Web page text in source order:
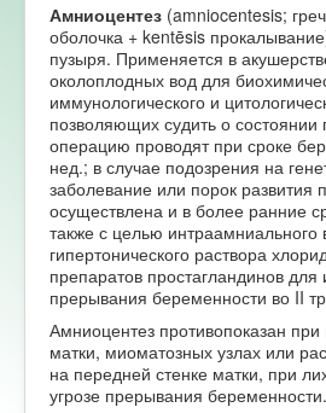
Амниоцентез (amniocentesis;
оболочка + kentēsis
пузыря. Применяется в
околоплодных вод для
иммунологического и
позволяющих судить о
операцию проводят при сроке
нед.; в случае подозрения на
заболевание или порок развития
осуществлена и в более ранние
также с целью интраамниального
гипертонического раствора
препаратов простагландинов для
прерывания беременности во II
Амниоцентез противопоказан при
матки, миоматозных узлах или
на передней стенке матки, при
угрозе прерывания беременности.